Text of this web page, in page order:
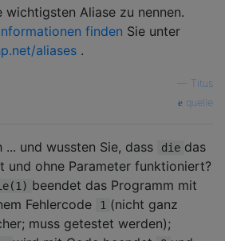
wichtigsten Aliase zu nennen.
finden Sie unter
aliases .
Titus
quelle
... und wussten Sie, dass die das
und ohne Parameter funktioniert?
beendet das Programm mit
Fehlercode
1 (nicht ganz
muss getestet werden);